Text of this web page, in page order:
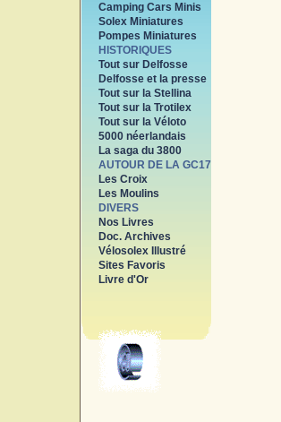
Camping Cars Minis
Solex Miniatures
Pompes Miniatures
HISTORIQUES
Tout sur Delfosse
Delfosse et la presse
Tout sur la Stellina
Tout sur la Trotilex
Tout sur la Véloto
5000 néerlandais
La saga du 3800
AUTOUR DE LA GC17
Les Croix
Les Moulins
DIVERS
Nos Livres
Doc. Archives
Vélosolex Illustré
Sites Favoris
Livre d'Or